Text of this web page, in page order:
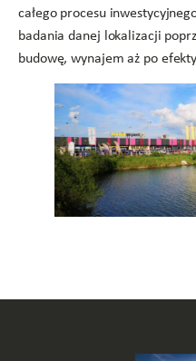
całego procesu
badania danej lokalizacji
budowę, wynajem aż po